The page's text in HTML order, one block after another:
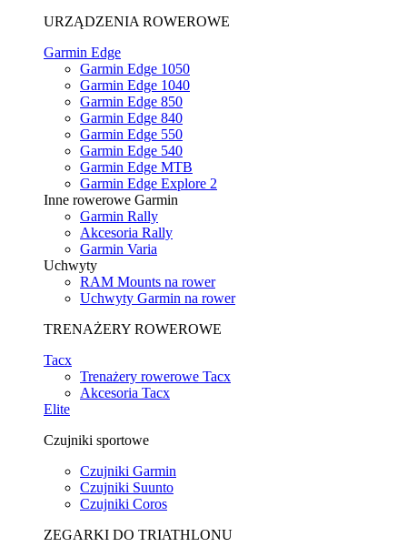
URZĄDZENIA ROWEROWE
Garmin Edge
Garmin Edge 1050
Garmin Edge 1040
Garmin Edge 850
Garmin Edge 840
Garmin Edge 550
Garmin Edge 540
Garmin Edge MTB
Garmin Edge Explore 2
Inne rowerowe Garmin
Garmin Rally
Akcesoria Rally
Garmin Varia
Uchwyty
RAM Mounts na rower
Uchwyty Garmin na rower
TRENAŻERY ROWEROWE
Tacx
Trenażery rowerowe Tacx
Akcesoria Tacx
Elite
Czujniki sportowe
Czujniki Garmin
Czujniki Suunto
Czujniki Coros
ZEGARKI DO TRIATHLONU